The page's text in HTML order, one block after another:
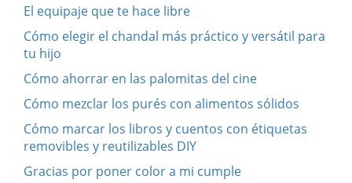
El equipaje que te hace libre
Cómo elegir el chandal más práctico y versátil para
tu hijo
Cómo ahorrar en las palomitas del cine
Cómo mezclar los purés con alimentos sólidos
Cómo marcar los libros y cuentos con étiquetas
removibles y reutilizables DIY
Gracias por poner color a mi cumple